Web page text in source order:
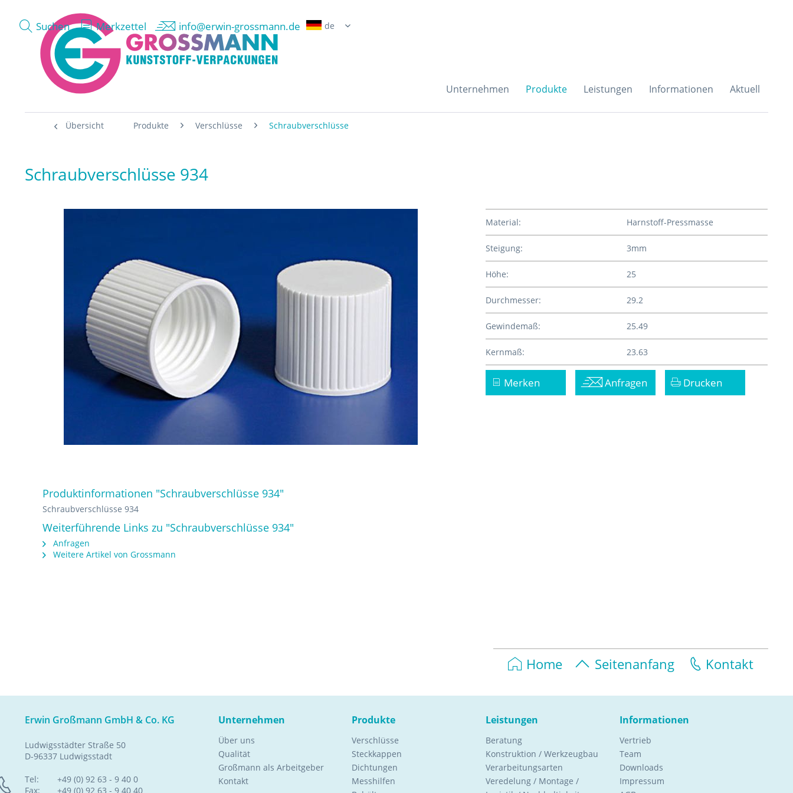
Suchen Merkzettel info@erwin-grossmann.de
Unternehmen Produkte Leistungen Informationen Aktuell
Übersicht Produkte Verschlüsse Schraubverschlüsse
Schraubverschlüsse 934
Produktinformationen "Schraubverschlüsse 934"
Schraubverschlüsse 934
Weiterführende Links zu "Schraubverschlüsse 934"
Anfragen
Weitere Artikel von Grossmann
Material: Harnstoff-Pressmasse
Steigung: 3mm
Höhe: 25
Durchmesser: 29.2
Gewindemaß: 25.49
Kernmaß: 23.63
Merken Anfragen Drucken
Home Seitenanfang Kontakt
Erwin Großmann GmbH & Co. KG
Ludwigsstädter Straße 50
D-96337 Ludwigsstadt
Tel:
Fax:
+49 (0) 92 63 - 9 40 0
+49 (0) 92 63 - 9 40 40
Unternehmen
Über uns
Qualität
Großmann als Arbeitgeber
Kontakt
Produkte
Verschlüsse
Steckkappen
Dichtungen
Messhilfen
Leistungen
Beratung
Konstruktion / Werkzeugbau
Verarbeitungsarten
Veredelung / Montage /
Informationen
Vertrieb
Team
Downloads
Impressum